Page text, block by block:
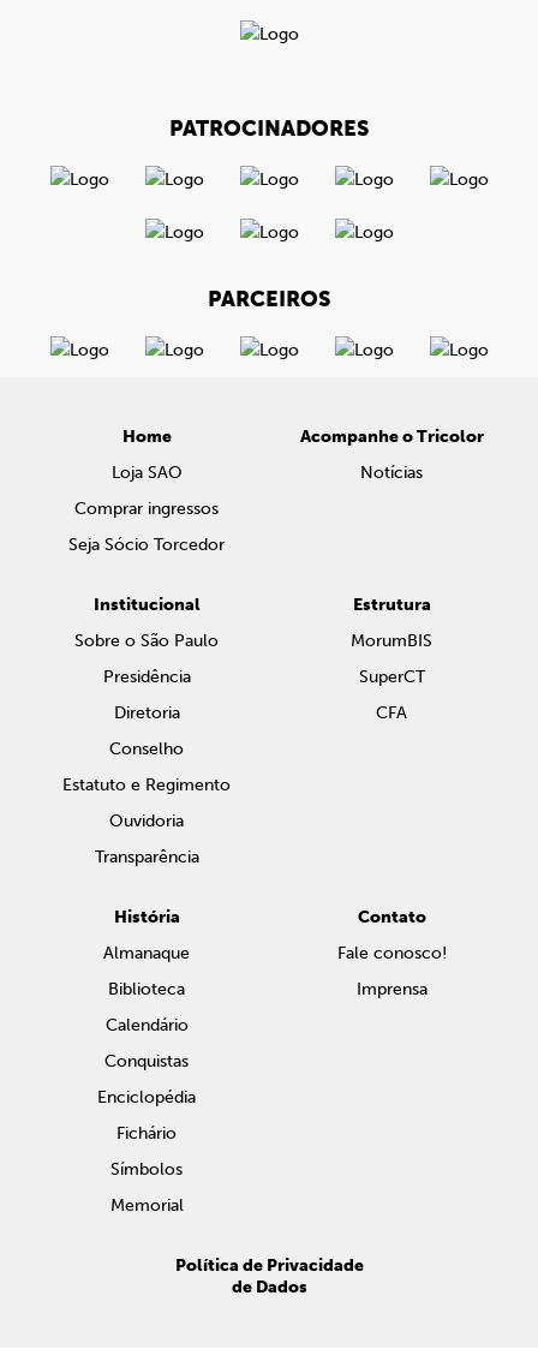
PATROCINADORES
PARCEIROS
Home
Loja SAO
Comprar ingressos
Seja Sócio Torcedor
Acompanhe o Tricolor
Notícias
Institucional
Sobre o São Paulo
Presidência
Diretoria
Conselho
Estatuto e Regimento
Ouvidoria
Transparência
Estrutura
MorumBIS
SuperCT
CFA
História
Almanaque
Biblioteca
Calendário
Conquistas
Enciclopédia
Fichário
Símbolos
Memorial
Contato
Fale conosco!
Imprensa
Política de Privacidade
de Dados